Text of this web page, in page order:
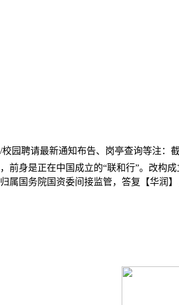
园聘请最新通知布告、岗亭查询等注：
前身是正在中国成立的“联和行”。改构
属国务院国资委间接监管，答复【华润